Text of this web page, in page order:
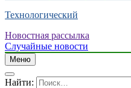
Технологический
Новостная рассылка
Случайные новости
Меню
Найти: